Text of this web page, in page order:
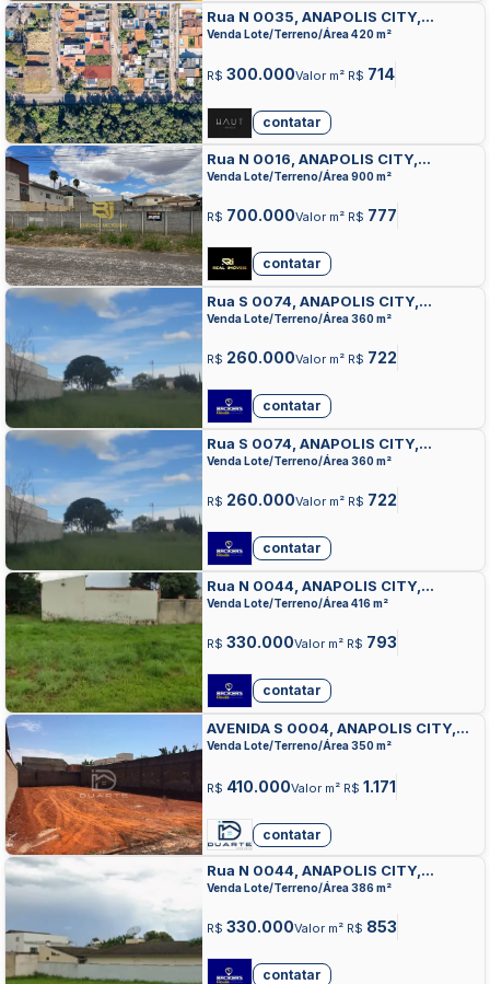
Rua N 0035, ANAPOLIS CITY,
ANAPOLIS
Venda Lote/Terreno/Área 420 m²
R$ 300.000Valor m² R$ 714
contatar
Rua N 0016, ANAPOLIS CITY,
ANAPOLIS
Venda Lote/Terreno/Área 900 m²
R$ 700.000Valor m² R$ 777
contatar
Rua S 0074, ANAPOLIS CITY,
ANAPOLIS
Venda Lote/Terreno/Área 360 m²
R$ 260.000Valor m² R$ 722
contatar
Rua S 0074, ANAPOLIS CITY,
ANAPOLIS
Venda Lote/Terreno/Área 360 m²
R$ 260.000Valor m² R$ 722
contatar
Rua N 0044, ANAPOLIS CITY,
ANAPOLIS
Venda Lote/Terreno/Área 416 m²
R$ 330.000Valor m² R$ 793
contatar
AVENIDA S 0004, ANAPOLIS CITY,
ANAPOLIS
Venda Lote/Terreno/Área 350 m²
R$ 410.000Valor m² R$ 1.171
contatar
Rua N 0044, ANAPOLIS CITY,
ANAPOLIS
Venda Lote/Terreno/Área 386 m²
R$ 330.000Valor m² R$ 853
contatar